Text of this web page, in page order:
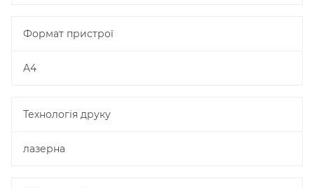
Формат пристрої
A4
Технологія друку
лазерна